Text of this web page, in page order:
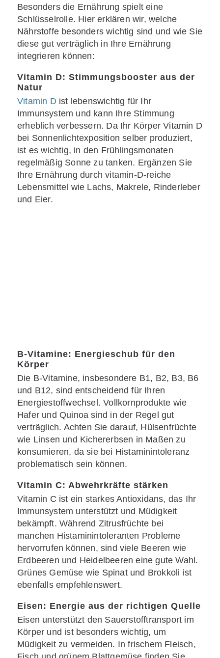
Besonders die Ernährung spielt eine
Schlüsselrolle. Hier erklären wir, welche
Nährstoffe besonders wichtig sind und wie Sie
diese gut verträglich in Ihre Ernährung
integrieren können:
Vitamin D: Stimmungsbooster aus der
Natur
Vitamin D ist lebenswichtig für Ihr
Immunsystem und kann Ihre Stimmung
erheblich verbessern. Da Ihr Körper Vitamin D
bei Sonnenlichtexposition selber produziert,
ist es wichtig, in den Frühlingsmonaten
regelmäßig Sonne zu tanken. Ergänzen Sie
Ihre Ernährung durch vitamin-D-reiche
Lebensmittel wie Lachs, Makrele, Rinderleber
und Eier.
B-Vitamine: Energieschub für den
Körper
Die B-Vitamine, insbesondere B1, B2, B3, B6
und B12, sind entscheidend für Ihren
Energiestoffwechsel. Vollkornprodukte wie
Hafer und Quinoa sind in der Regel gut
verträglich. Achten Sie darauf, Hülsenfrüchte
wie Linsen und Kichererbsen in Maßen zu
konsumieren, da sie bei Histaminintoleranz
problematisch sein können.
Vitamin C: Abwehrkräfte stärken
Vitamin C ist ein starkes Antioxidans, das Ihr
Immunsystem unterstützt und Müdigkeit
bekämpft. Während Zitrusfrüchte bei
manchen Histaminintoleranten Probleme
hervorrufen können, sind viele Beeren wie
Erdbeeren und Heidelbeeren eine gute Wahl.
Grünes Gemüse wie Spinat und Brokkoli ist
ebenfalls empfehlenswert.
Eisen: Energie aus der richtigen Quelle
Eisen unterstützt den Sauerstofftransport im
Körper und ist besonders wichtig, um
Müdigkeit zu vermeiden. In frischem Fleisch,